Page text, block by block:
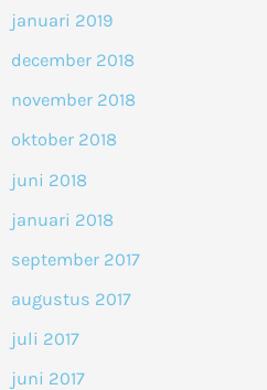
januari 2019
december 2018
november 2018
oktober 2018
juni 2018
januari 2018
september 2017
augustus 2017
juli 2017
juni 2017